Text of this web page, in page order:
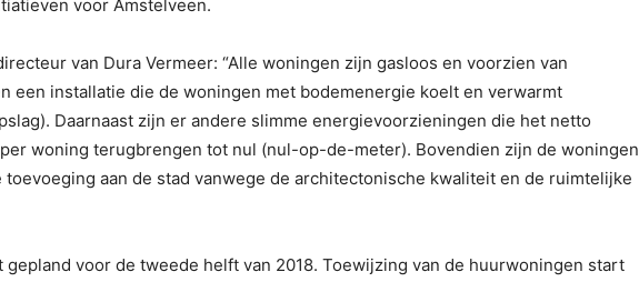
voor Amstelveen.
van Dura Vermeer: “Alle woningen zijn gasloos en voorzien van
een installatie die de woningen met bodemenergie koelt en verwarmt
Daarnaast zijn er andere slimme energievoorzieningen die het netto
woning terugbrengen tot nul (nul-op-de-meter). Bovendien zijn de woningen
toevoeging aan de stad vanwege de architectonische kwaliteit en de ruimtelijke
gepland voor de tweede helft van 2018. Toewijzing van de huurwoningen start